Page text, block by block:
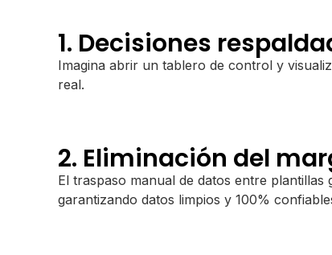
1. Decisiones
Imagina abrir un tablero de control y
real.
2. Eliminación del
El traspaso manual de datos entre
garantizando datos limpios y 100%